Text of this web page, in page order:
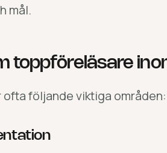
mål.
toppföreläsare
följande viktiga områden: